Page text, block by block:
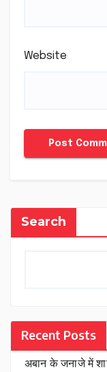
Website
Search
Recent Posts
अबान के जनाजे में